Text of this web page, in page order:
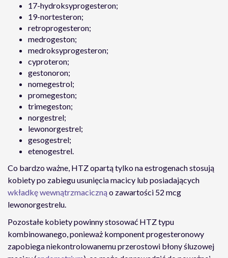
17-hydroksyprogesteron;
19-nortesteron;
retroprogesteron;
medrogeston;
medroksyprogesteron;
cyproteron;
gestonoron;
nomegestrol;
promegeston;
trimegeston;
norgestrel;
lewonorgestrel;
gesogestrel;
etenogestrel.
Co bardzo ważne, HTZ opartą tylko na estrogenach stosują
kobiety po zabiegu usunięcia macicy lub posiadających
wkładkę wewnątrzmaciczną o zawartości 52 mcg
lewonorgestrelu.
Pozostałe kobiety powinny stosować HTZ typu
kombinowanego, ponieważ komponent progesteronowy
zapobiega niekontrolowanemu przerostowi błony śluzowej